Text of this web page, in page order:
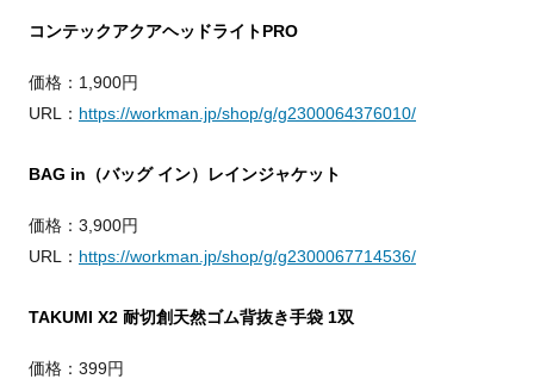
コンテックアクアヘッドライトPRO
価格：1,900円
URL： https://workman.jp/shop/g/g2300064376010/
BAG in（バッグ イン）レインジャケット
価格：3,900円
URL： https://workman.jp/shop/g/g2300067714536/
TAKUMI X2 耐切創天然ゴム背抜き手袋 1双
価格：399円